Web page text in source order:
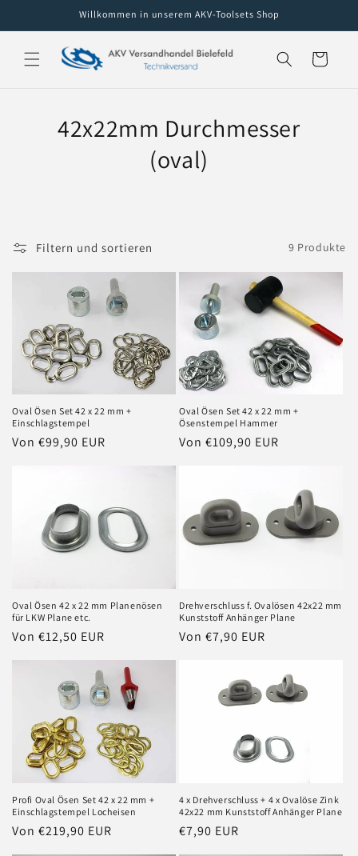
Direkt zum
Inhalt
Willkommen in unserem AKV-Toolsets Shop
Warenkorb
42x22mm Durchmesser
(oval)
Filtern und sortieren 9 Produkte
Oval Ösen Set 42 x 22 mm +
Einschlagstempel
Normaler
Von €99,90 EUR
Oval Ösen Set 42 x 22 mm +
Ösenstempel Hammer
Normaler
Von €109,90 EUR
Oval Ösen 42 x 22 mm Planenösen
für LKW Plane etc.
Normaler
Von €12,50 EUR
Drehverschluss f. Ovalösen 42x22 mm
Kunststoff Anhänger Plane
Normaler
Von €7,90 EUR
Profi Oval Ösen Set 42 x 22 mm +
Einschlagstempel Locheisen
Normaler
Von €219,90 EUR
4 x Drehverschluss + 4 x Ovalöse Zink
42x22 mm Kunststoff Anhänger Plane
Normaler
€7,90 EUR